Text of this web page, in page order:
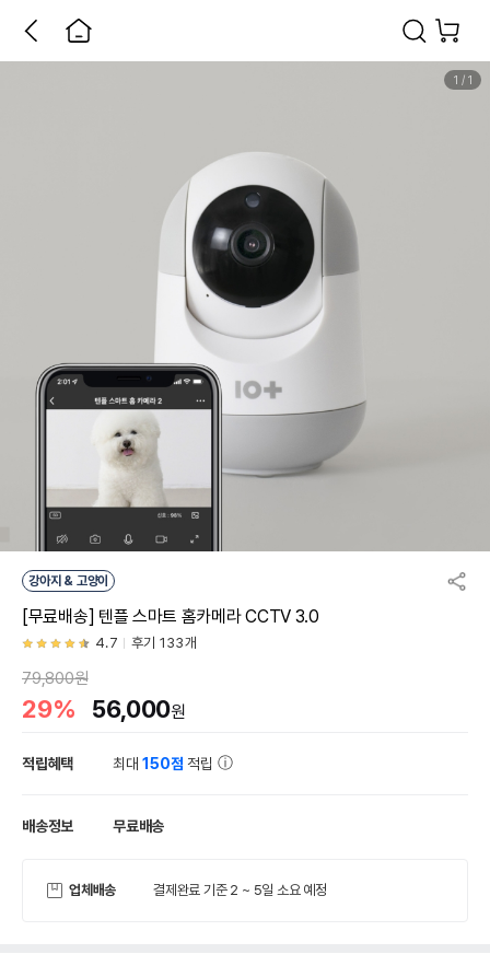
1 / 1
강아지 & 고양이
[무료배송] 텐플 스마트 홈카메라 CCTV 3.0
4.7 후기 133개
79,800원
29% 56,000원
적립혜택 최대150점 적립
배송정보 무료배송
업체배송 결제완료 기준 2 ~ 5일 소요 예정